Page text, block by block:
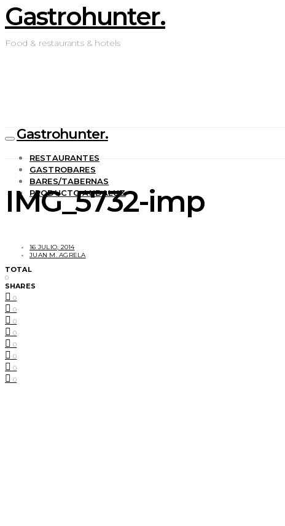
Gastrohunter.
Food & restaurants & hotels
Gastrohunter.
RESTAURANTES
GASTROBARES
BARES/TABERNAS
PRODUCTO ANDALUZ
IMG_5732-imp
16 JULIO, 2014
JUAN M. AGRELA
TOTAL
0
SHARES
0
0
0
0
0
0
0
0